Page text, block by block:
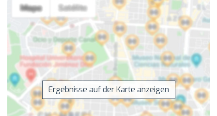
Ergebnisse auf der Karte anzeigen